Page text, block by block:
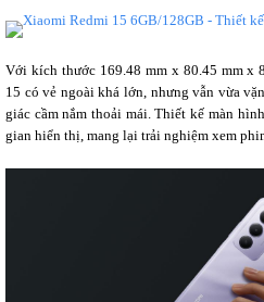
Với kích thước 169.48 mm x 80.45 mm x
15 có vẻ ngoài khá lớn, nhưng vẫn vừa
giác cầm nắm thoải mái. Thiết kế màn
gian hiển thị, mang lại trải nghiệm xem